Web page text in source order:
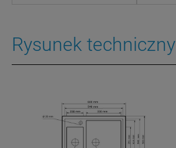
Rysunek techniczny